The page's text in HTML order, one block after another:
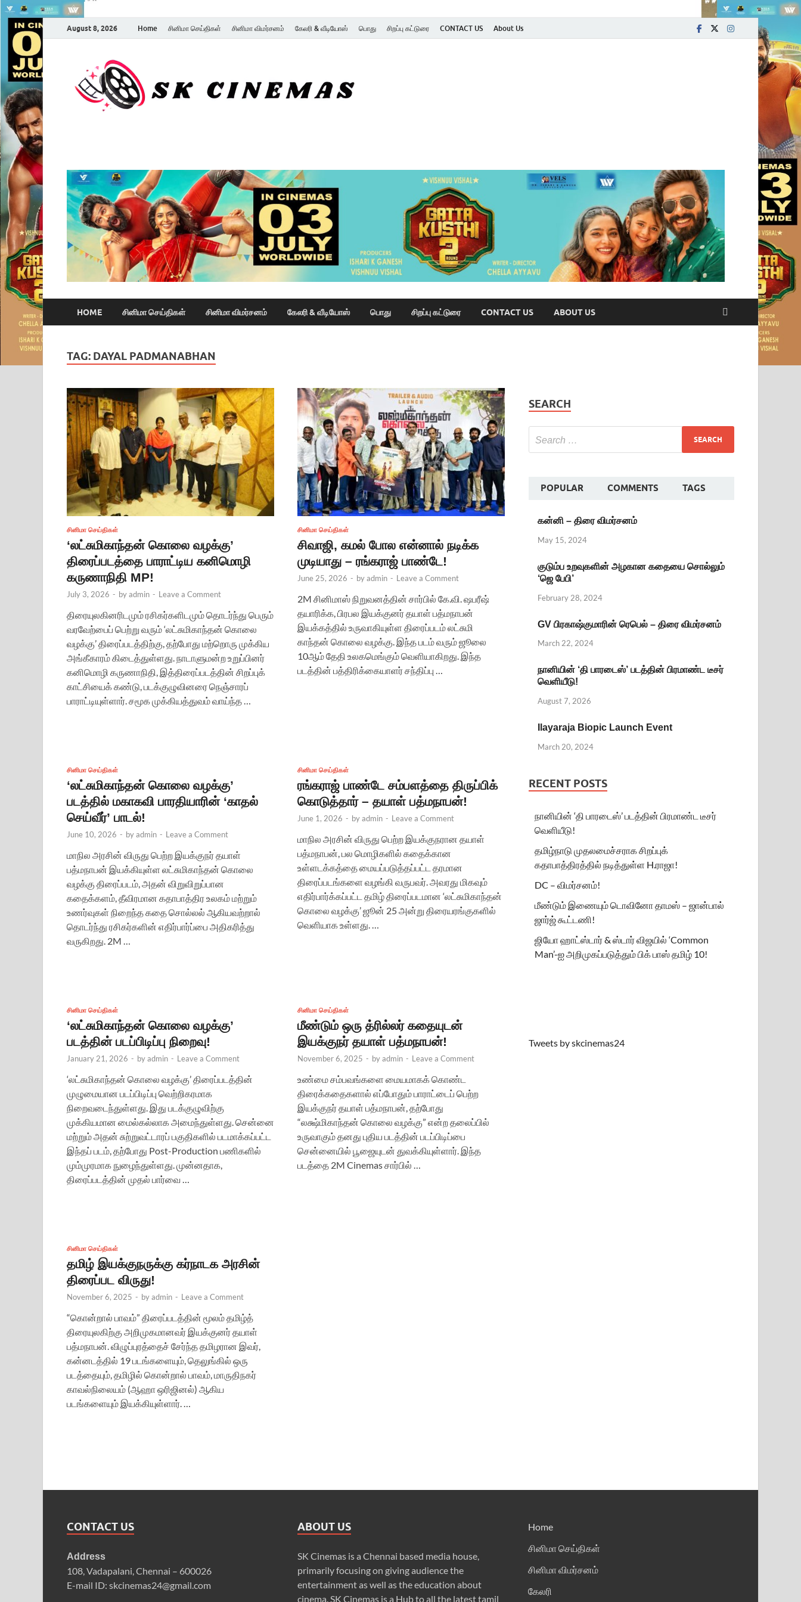
August 8, 2026 Home சினிமா செய்திகள் சினிமா விமர்சனம் கேலரி & வீடியோஸ் பொது சிறப்பு கட்டுரை CONTACT US About Us
HOME சினிமா செய்திகள் சினிமா விமர்சனம் கேலரி & வீடியோஸ் பொது சிறப்பு கட்டுரை CONTACT US ABOUT US
TAG: DAYAL PADMANABHAN
சினிமா செய்திகள்
‘லட்சுமிகாந்தன் கொலை வழக்கு’
திரைப்படத்தை பாராட்டிய கனிமொழி
கருணாநிதி MP!
July 3, 2026 - byadmin - Leave a Comment
திரையுலகினரிடமும் ரசிகர்களிடமும் தொடர்ந்து பெரும்
வரவேற்பைப் பெற்று வரும் ‘லட்சுமிகாந்தன் கொலை
வழக்கு’ திரைப்படத்திற்கு, தற்போது மற்றொரு முக்கிய
அங்கீகாரம் கிடைத்துள்ளது. நாடாளுமன்ற உறுப்பினர்
கனிமொழி கருணாநிதி, இத்திரைப்படத்தின் சிறப்புக்
காட்சியைக் கண்டு, படக்குழுவினரை நெஞ்சாரப்
பாராட்டியுள்ளார். சமூக முக்கியத்துவம் வாய்ந்த …
சினிமா செய்திகள்
சிவாஜி, கமல் போல என்னால் நடிக்க
முடியாது – ரங்கராஜ் பாண்டே!
June 25, 2026 - byadmin - Leave a Comment
2M சினிமாஸ் நிறுவனத்தின் சார்பில் கே.வி. ஷபரீஷ்
தயாரிக்க, பிரபல இயக்குனர் தயாள் பத்மநாபன்
இயக்கத்தில் உருவாகியுள்ள திரைப்படம் லட்சுமி
காந்தன் கொலை வழக்கு. இந்த படம் வரும் ஜூலை
10ஆம் தேதி உலகமெங்கும் வெளியாகிறது. இந்த
படத்தின் பத்திரிக்கையாளர் சந்திப்பு …
சினிமா செய்திகள்
‘லட்சுமிகாந்தன் கொலை வழக்கு’
படத்தில் மகாகவி பாரதியாரின் ‘காதல்
செய்வீர்’ பாடல்!
June 10, 2026 - byadmin - Leave a Comment
மாநில அரசின் விருது பெற்ற இயக்குநர் தயாள்
பத்மநாபன் இயக்கியுள்ள லட்சுமிகாந்தன் கொலை
வழக்கு திரைப்படம், அதன் விறுவிறுப்பான
கதைக்களம், தீவிரமான கதாபாத்திர உலகம் மற்றும்
உணர்வுகள் நிறைந்த கதை சொல்லல் ஆகியவற்றால்
தொடர்ந்து ரசிகர்களின் எதிர்பார்ப்பை அதிகரித்து
வருகிறது. 2M …
சினிமா செய்திகள்
ரங்கராஜ் பாண்டே சம்பளத்தை திருப்பிக்
கொடுத்தார் – தயாள் பத்மநாபன்!
June 1, 2026 - byadmin - Leave a Comment
மாநில அரசின் விருது பெற்ற இயக்குநரான தயாள்
பத்மநாபன், பல மொழிகளில் கதைக்கான
உள்ளடக்கத்தை மையப்படுத்தப்பட்ட தரமான
திரைப்படங்களை வழங்கி வருபவர். அவரது மிகவும்
எதிர்பார்க்கப்பட்ட தமிழ் திரைப்படமான ‘லட்சுமிகாந்தன்
கொலை வழக்கு’ ஜூன் 25 அன்று திரையரங்குகளில்
வெளியாக உள்ளது. …
சினிமா செய்திகள்
‘லட்சுமிகாந்தன் கொலை வழக்கு’
படத்தின் படப்பிடிப்பு நிறைவு!
January 21, 2026 - byadmin - Leave a Comment
‘லட்சுமிகாந்தன் கொலை வழக்கு’ திரைப்படத்தின்
முழுமையான படப்பிடிப்பு வெற்றிகரமாக
நிறைவடைந்துள்ளது. இது படக்குழுவிற்கு
முக்கியமான மைல்கல்லாக அமைந்துள்ளது. சென்னை
மற்றும் அதன் சுற்றுவட்டாரப் பகுதிகளில் படமாக்கப்பட்ட
இந்தப் படம், தற்போது Post-Production பணிகளில்
மும்முரமாக நுழைந்துள்ளது. முன்னதாக,
திரைப்படத்தின் முதல் பார்வை …
சினிமா செய்திகள்
மீண்டும் ஒரு த்ரில்லர் கதையுடன்
இயக்குநர் தயாள் பத்மநாபன்!
November 6, 2025 - byadmin - Leave a Comment
உண்மை சம்பவங்களை மையமாகக் கொண்ட
திரைக்கதைகளால் எப்போதும் பாராட்டைப் பெற்ற
இயக்குநர் தயாள் பத்மநாபன், தற்போது
“லக்ஷ்மிகாந்தன் கொலை வழக்கு” என்ற தலைப்பில்
உருவாகும் தனது புதிய படத்தின் படப்பிடிப்பை
சென்னையில் பூஜையுடன் துவக்கியுள்ளார். இந்த
படத்தை 2M Cinemas சார்பில் …
சினிமா செய்திகள்
தமிழ் இயக்குநருக்கு கர்நாடக அரசின்
திரைப்பட விருது!
November 6, 2025 - byadmin - Leave a Comment
“கொன்றால் பாவம்” திரைப்படத்தின் மூலம் தமிழ்த்
திரையுலகிற்கு அறிமுகமானவர் இயக்குனர் தயாள்
பத்மநாபன். விழுப்புரத்தைச் சேர்ந்த தமிழரான இவர்,
கன்னடத்தில் 19 படங்களையும், தெலுங்கில் ஒரு
படத்தையும், தமிழில் கொன்றால் பாவம், மாருதிநகர்
காவல்நிலையம் (ஆஹா ஒரிஜினல்) ஆகிய
படங்களையும் இயக்கியுள்ளார். …
SEARCH
POPULAR COMMENTS TAGS
கன்னி – திரை விமர்சனம்
May 15, 2024
குடும்ப உறவுகளின் அழகான கதையை சொல்லும்
‘ஜெ பேபி’
February 28, 2024
GV பிரகாஷ்குமாரின் ரெபெல் – திரை விமர்சனம்
March 22, 2024
நானியின் ‘தி பாரடைஸ்’ படத்தின் பிரமாண்ட டீசர்
வெளியீடு!
August 7, 2026
Ilayaraja Biopic Launch Event
March 20, 2024
RECENT POSTS
நானியின் ‘தி பாரடைஸ்’ படத்தின் பிரமாண்ட டீசர்
வெளியீடு!
தமிழ்நாடு முதலமைச்சராக சிறப்புக்
கதாபாத்திரத்தில் நடித்துள்ள H.ராஜா!
DC – விமர்சனம்!
மீண்டும் இணையும் டொவினோ தாமஸ் – ஜான்பால்
ஜார்ஜ் கூட்டணி!
ஜியோ ஹாட்ஸ்டார் & ஸ்டார் விஜயில் ‘Common
Man’-ஐ அறிமுகப்படுத்தும் பிக் பாஸ் தமிழ் 10!
Tweets by skcinemas24
CONTACT US
Address
108, Vadapalani, Chennai – 600026
E-mail ID: skcinemas24@gmail.com
ABOUT US
SK Cinemas is a Chennai based media house,
primarily focusing on giving audience the
entertainment as well as the education about
cinema. SK Cinemas is a Hub to all the latest tamil
Home
சினிமா செய்திகள்
சினிமா விமர்சனம்
கேலரி